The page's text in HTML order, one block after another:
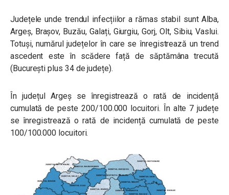
Județele unde trendul infecțiilor a rămas stabil sunt Alba,
Argeș, Brașov, Buzău, Galați, Giurgiu, Gorj, Olt, Sibiu, Vaslui.
Totuși, numărul județelor în care se înregistrează un trend
ascedent este în scădere față de săptămâna trecută
(București plus 34 de județe).
În județul Argeș se înregistrează o rată de incidență
cumulată de peste 200/100.000 locuitori. În alte 7 județe
se înregistrează o rată de incidență cumulată de peste
100/100.000 locuitori.